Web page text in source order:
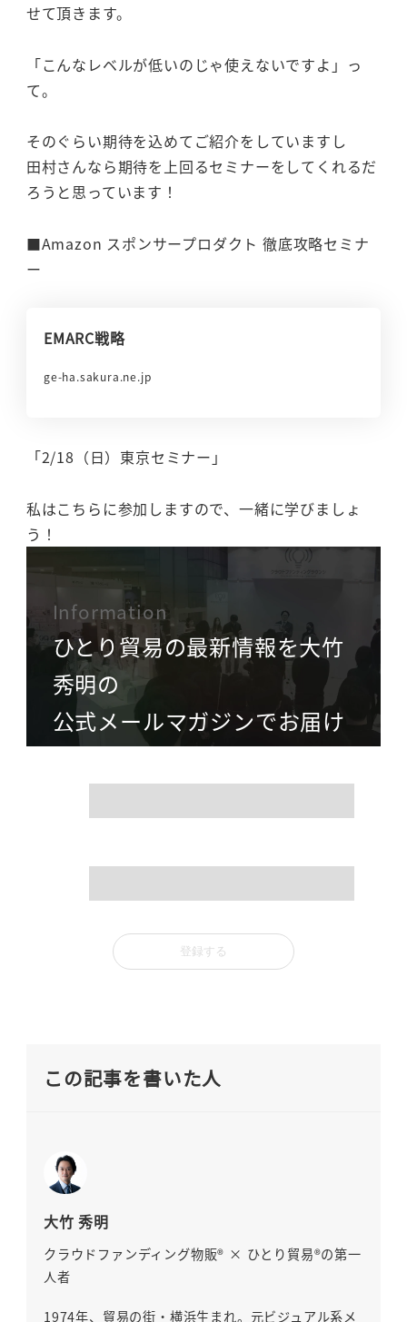
せて頂きます。
「こんなレベルが低いのじゃ使えないですよ」っ
て。
そのぐらい期待を込めてご紹介をしていますし
田村さんなら期待を上回るセミナーをしてくれるだ
ろうと思っています！
■Amazon スポンサープロダクト 徹底攻略セミナ
ー
EMARC戦略
ge-ha.sakura.ne.jp
「2/18（日）東京セミナー」
私はこちらに参加しますので、一緒に学びましょ
う！
Information
ひとり貿易の最新情報を大竹
秀明の
公式メールマガジンでお届け
この記事を書いた人
大竹 秀明
クラウドファンディング物販® × ひとり貿易®の第一
人者
1974年、貿易の街・横浜生まれ。元ビジュアル系メ